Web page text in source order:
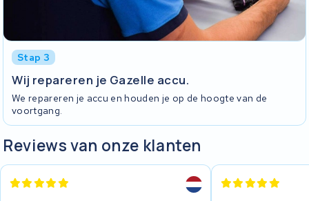
Stap 3
Wij repareren je Gazelle accu.
We repareren je accu en houden je op de hoogte van de
voortgang.
Reviews van onze klanten